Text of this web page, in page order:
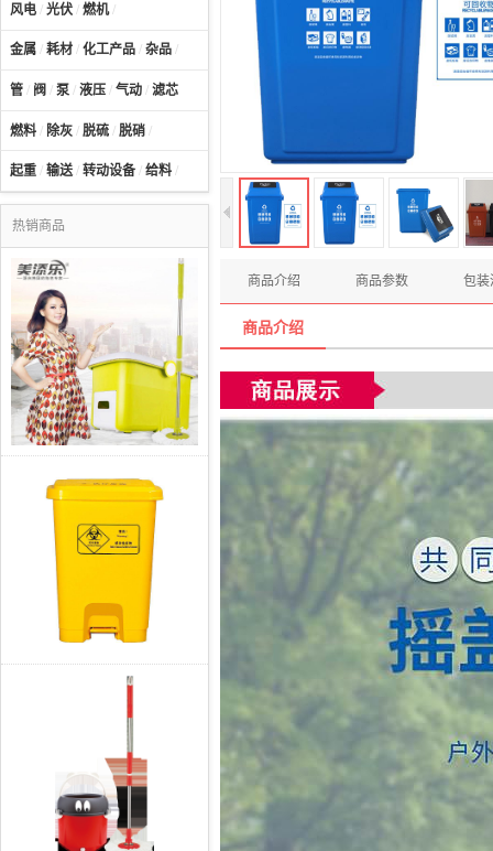
风电 / 光伏 / 燃机/
金属 / 耗材 / 化工产品 / 杂品 /
管 / 阀 / 泵 / 液压 / 气动 / 滤芯
燃料 / 除灰 / 脱硫 / 脱硝 /
起重 / 输送/ 转动设备 / 给料 /
热销商品
商品介绍 商品参数 包装
商品介绍